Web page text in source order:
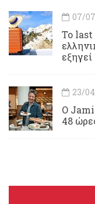
07/
Το last
23/
Ο
48